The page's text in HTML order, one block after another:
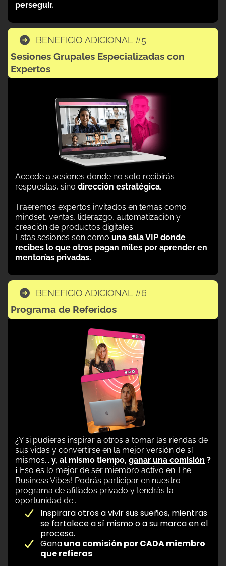
perseguir.
BENEFICIO ADICIONAL #5
Sesiones Grupales Especializadas con
Expertos
Accede a sesiones donde no solo recibirás
respuestas, sino dirección estratégica.
Traeremos expertos invitados en temas como
mindset, ventas, liderazgo, automatización y
creación de productos digitales.
Estas sesiones son como una sala VIP donde
recibes lo que otros pagan miles por aprender en
mentorías privadas.
BENEFICIO ADICIONAL #6
Programa de Referidos
¿Y si pudieras inspirar a otros a tomar las riendas de
sus vidas y convertirse en la mejor versión de sí
mismos... y, al mismo tiempo, ganar una comisión ?
¡ Eso es lo mejor de ser miembro activo en The
Business Vibes! Podrás participar en nuestro
programa de afiliados privado y tendrás la
oportunidad de...
Inspirara otros a vivir sus sueños, mientras
se fortalece a sí mismo o a su marca en el
proceso.
Ganauna comisión por CADA miembro
que refieras